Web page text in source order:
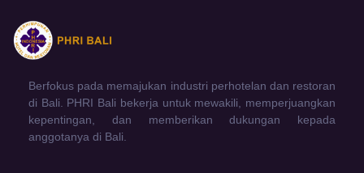
Berfokus pada memajukan industri perhotelan dan restoran
di Bali. PHRI Bali bekerja untuk mewakili, memperjuangkan
kepentingan, dan memberikan dukungan kepada
anggotanya di Bali.